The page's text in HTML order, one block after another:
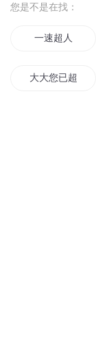
您是不是在找：
一速超人
大大您已超速